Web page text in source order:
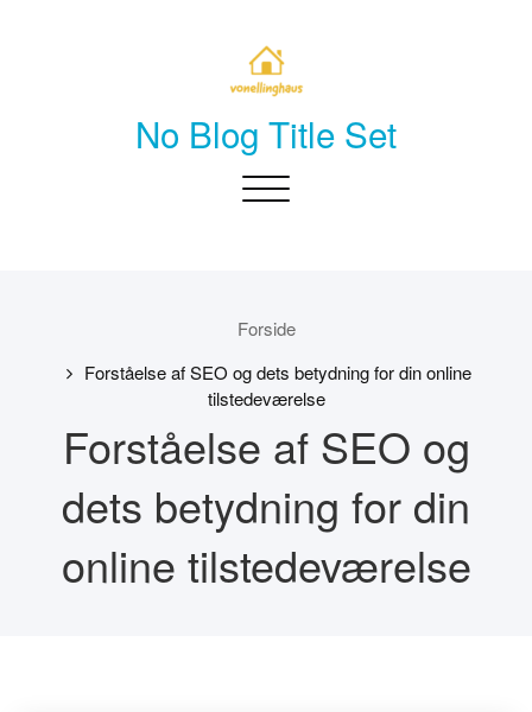
No Blog Title Set
Toggle
Forside
Forståelse af SEO og dets betydning for din online
tilstedeværelse
Forståelse af SEO og
dets betydning for din
online tilstedeværelse